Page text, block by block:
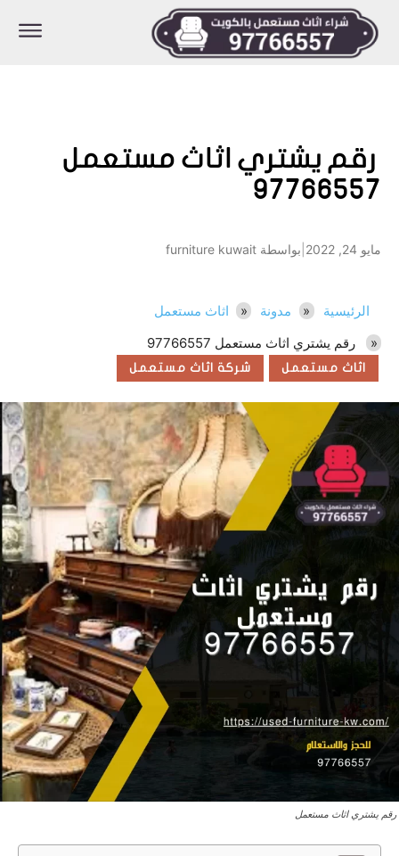
رقم يشتري اثاث مستعمل
97766557
مايو 24, 2022 بواسطة furniture kuwait
الرئيسية مدونة
اثاث مستعمل
رقم يشتري اثاث مستعمل 97766557
اثاث مستعمل شركة اثاث مستعمل
رقم يشتري اثاث مستعمل